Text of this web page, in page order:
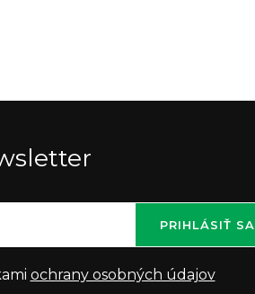
ochrany osobných údajov
PRIHLÁSIŤ SA